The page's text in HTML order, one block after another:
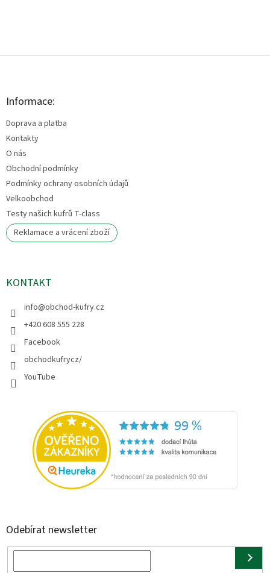
Z
Informace:
Doprava a platba
Kontakty
O nás
Obchodní podmínky
Podmínky ochrany osobních údajů
Velkoobchod
Testy našich kufrů T-class
Reklamace a vrácení zboží
KONTAKT
info@obchod-kufry.cz
+420 608 555 228
Facebook
obchodkufrycz/
YouTube
Odebírat newsletter